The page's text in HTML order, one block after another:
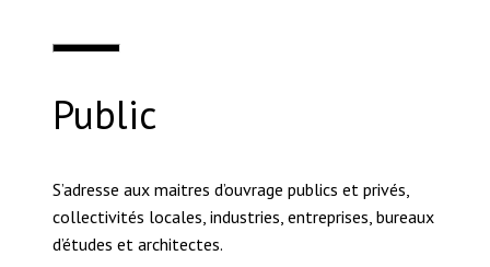
Public
S’adresse aux maitres d’ouvrage publics et privés,
collectivités locales, industries, entreprises, bureaux
d’études et architectes.